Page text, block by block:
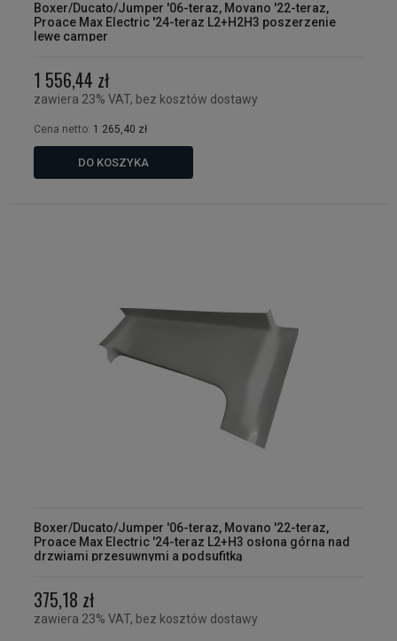
Boxer/Ducato/Jumper '06-teraz, Movano '22-teraz,
Proace Max Electric '24-teraz L2+H2H3 poszerzenie
lewe camper
1 556,44 zł
zawiera 23% VAT, bez kosztów dostawy
Cena netto: 1 265,40 zł
DO KOSZYKA
Boxer/Ducato/Jumper '06-teraz, Movano '22-teraz,
Proace Max Electric '24-teraz L2+H3 osłona górna nad
drzwiami przesuwnymi a podsufitką
375,18 zł
zawiera 23% VAT, bez kosztów dostawy